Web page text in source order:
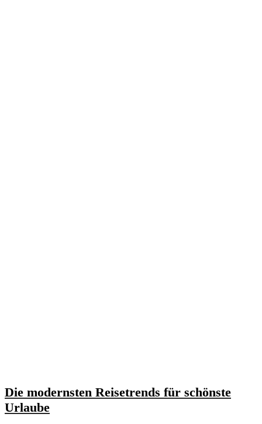
Die modernsten Reisetrends für schönste
Urlaube